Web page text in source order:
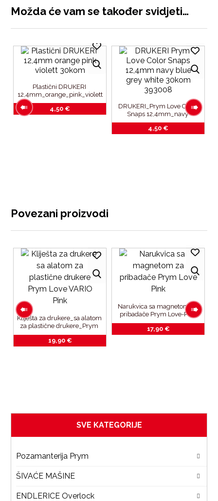
Možda će vam se također svidjeti…
Plastični DRUKERI
12,4mm_orange_pink_violett
_30kom
4,50 €
DRUKERI_Prym Love Color
Snaps 12,4mm_navy
blue_grey_white_30kom_393
008
4,50 €
Povezani proizvodi
Kliješta za drukere_sa alatom
za plastične drukere_Prym
Love VARIO Pink
19,90 €
Narukvica sa magnetom za
pribadače Prym Love-Pink
17,90 €
SVE KATEGORIJE
Pozamanterija Prym
ŠIVAĆE MAŠINE
ENDLERICE Overlock